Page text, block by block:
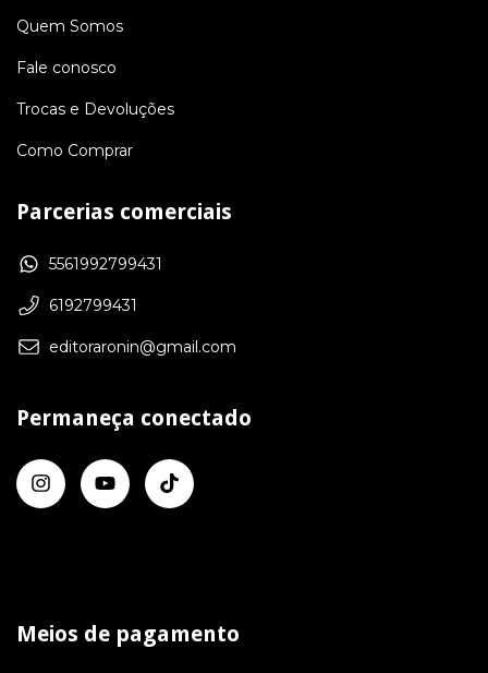
Quem Somos
Fale conosco
Trocas e Devoluções
Como Comprar
Parcerias comerciais
5561992799431
6192799431
editoraronin@gmail.com
Permaneça conectado
Meios de pagamento